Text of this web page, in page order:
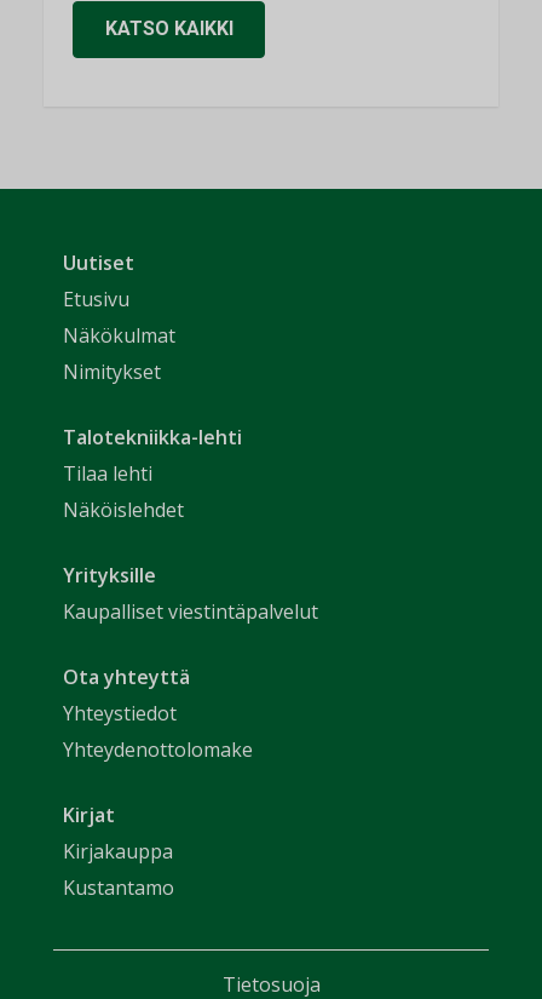
KATSO KAIKKI
Uutiset
Etusivu
Näkökulmat
Nimitykset
Talotekniikka-lehti
Tilaa lehti
Näköislehdet
Yrityksille
Kaupalliset viestintäpalvelut
Ota yhteyttä
Yhteystiedot
Yhteydenottolomake
Kirjat
Kirjakauppa
Kustantamo
Tietosuoja